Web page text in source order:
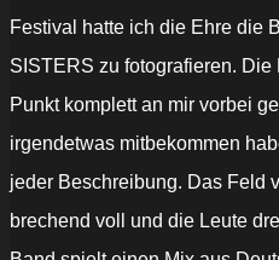
Festival hatte ich die Ehre die
SISTERS zu fotografieren.
Punkt komplett an mir vorbei
irgendetwas mitbekommen
jeder Beschreibung. Das Feld
brechend voll und die Leute